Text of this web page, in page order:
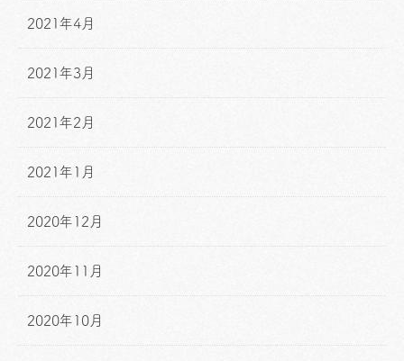
2021年4月
2021年3月
2021年2月
2021年1月
2020年12月
2020年11月
2020年10月